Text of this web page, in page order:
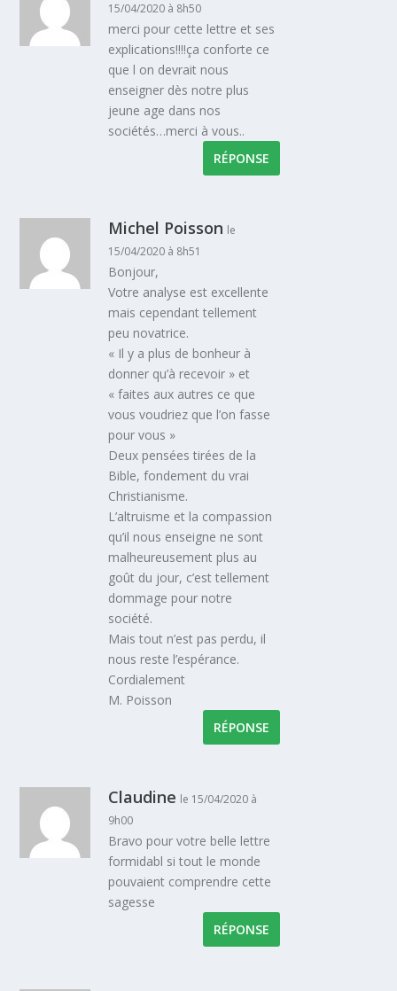
15/04/2020 à 8h50
merci pour cette lettre et ses
explications!!!!ça conforte ce
que l on devrait nous
enseigner dès notre plus
jeune age dans nos
sociétés…merci à vous..
RÉPONSE
Michel Poisson le
15/04/2020 à 8h51
Bonjour,
Votre analyse est excellente
mais cependant tellement
peu novatrice.
« Il y a plus de bonheur à
donner qu’à recevoir » et
« faites aux autres ce que
vous voudriez que l’on fasse
pour vous »
Deux pensées tirées de la
Bible, fondement du vrai
Christianisme.
L’altruisme et la compassion
qu’il nous enseigne ne sont
malheureusement plus au
goût du jour, c’est tellement
dommage pour notre
société.
Mais tout n’est pas perdu, il
nous reste l’espérance.
Cordialement
M. Poisson
RÉPONSE
Claudine le 15/04/2020 à
9h00
Bravo pour votre belle lettre
formidabl si tout le monde
pouvaient comprendre cette
sagesse
RÉPONSE